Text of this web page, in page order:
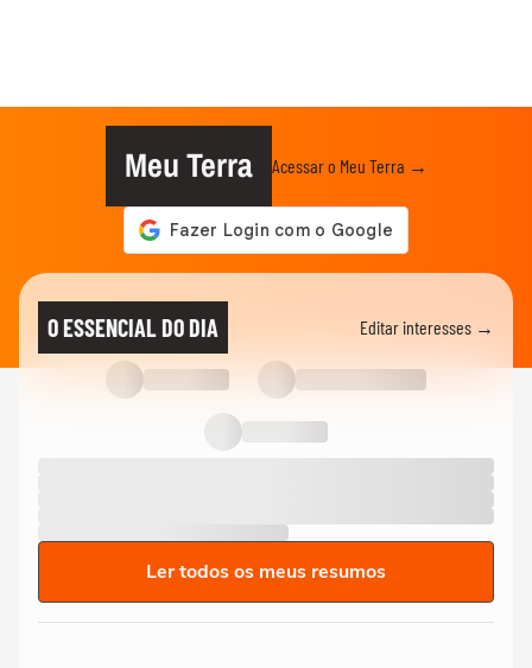
Meu Terra Acessar o Meu Terra →
O ESSENCIAL DO DIA Editar interesses →
Ler todos os meus resumos